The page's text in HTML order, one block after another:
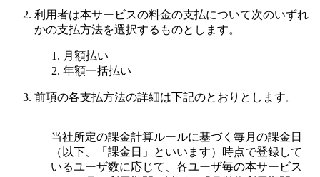
利用者は本サービスの料金の支払について次のいずれ
かの支払方法を選択するものとします。
月額払い
年額一括払い
前項の各支払方法の詳細は下記のとおりとします。
当社所定の課金計算ルールに基づく毎月の課金日
（以下、「課金日」といいます）時点で登録して
いるユーザ数に応じて、各ユーザ毎の本サービス